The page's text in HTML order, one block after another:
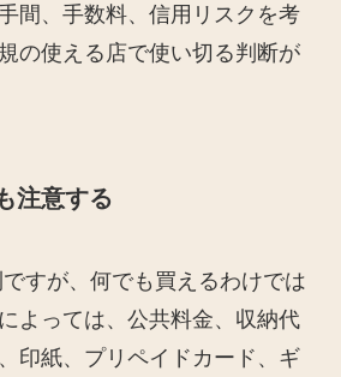
間、手数料、信用リスクを考
の使える店で使い切る判断が
注意する
すが、何でも買えるわけでは
よっては、公共料金、収納代
印紙、プリペイドカード、ギ